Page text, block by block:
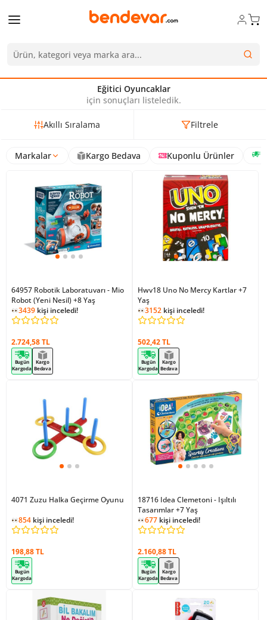
Eğitici Oyuncaklar
için sonuçları listeledik.
Akıllı Sıralama Filtrele
Markalar Kargo Bedava Kuponlu Ürünler
64957 Robotik Laboratuvarı - Mio
Robot (Yeni Nesil) +8 Yaş
3439 kişi inceledi!
2.724,58 TL
Bugün
Kargoda
Kargo
Bedava
Hwv18 Uno No Mercy Kartlar +7
Yaş
3152 kişi inceledi!
502,42 TL
Bugün
Kargoda
Kargo
Bedava
4071 Zuzu Halka Geçirme Oyunu
854 kişi inceledi!
198,88 TL
Bugün
Kargoda
18716 Idea Clemetoni - Işıltılı
Tasarımlar +7 Yaş
677 kişi inceledi!
2.160,88 TL
Bugün
Kargoda
Kargo
Bedava